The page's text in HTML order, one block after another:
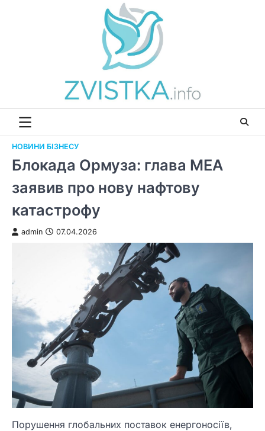
НОВИНИ БІЗНЕСУ
Блокада Ормуза: глава МЕА
заявив про нову нафтову
катастрофу
admin 07.04.2026
Порушення глобальних поставок енергоносіїв,